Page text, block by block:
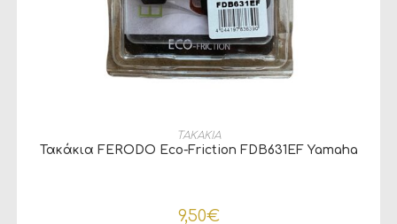
ΠΡΟΣΘΉΚΗ ΣΤΟ ΚΑΛΆΘΙ
ΤΑΚΑΚΙΑ
Τακάκια FERODO Eco-Friction FDB631EF Yamaha
9,50€